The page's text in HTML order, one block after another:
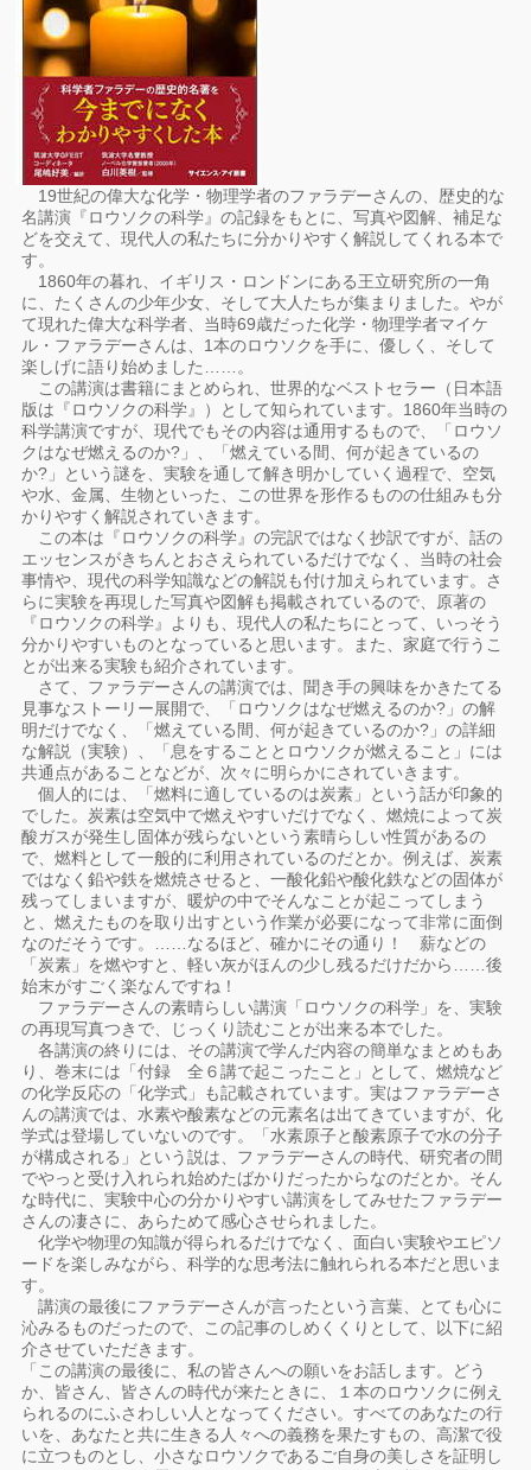
19世紀の偉大な化学・物理学者のファラデーさんの、歴史的な
名講演『ロウソクの科学』の記録をもとに、写真や図解、補足な
どを交えて、現代人の私たちに分かりやすく解説してくれる本で
す。
1860年の暮れ、イギリス・ロンドンにある王立研究所の一角
に、たくさんの少年少女、そして大人たちが集まりました。やが
て現れた偉大な科学者、当時69歳だった化学・物理学者マイケ
ル・ファラデーさんは、1本のロウソクを手に、優しく、そして
楽しげに語り始めました……。
この講演は書籍にまとめられ、世界的なベストセラー（日本語
版は『ロウソクの科学』）として知られています。1860年当時の
科学講演ですが、現代でもその内容は通用するもので、「ロウソ
クはなぜ燃えるのか?」、「燃えている間、何が起きているの
か?」という謎を、実験を通して解き明かしていく過程で、空気
や水、金属、生物といった、この世界を形作るものの仕組みも分
かりやすく解説されていきます。
この本は『ロウソクの科学』の完訳ではなく抄訳ですが、話の
エッセンスがきちんとおさえられているだけでなく、当時の社会
事情や、現代の科学知識などの解説も付け加えられています。さ
らに実験を再現した写真や図解も掲載されているので、原著の
『ロウソクの科学』よりも、現代人の私たちにとって、いっそう
分かりやすいものとなっていると思います。また、家庭で行うこ
とが出来る実験も紹介されています。
さて、ファラデーさんの講演では、聞き手の興味をかきたてる
見事なストーリー展開で、「ロウソクはなぜ燃えるのか?」の解
明だけでなく、「燃えている間、何が起きているのか?」の詳細
な解説（実験）、「息をすることとロウソクが燃えること」には
共通点があることなどが、次々に明らかにされていきます。
個人的には、「燃料に適しているのは炭素」という話が印象的
でした。炭素は空気中で燃えやすいだけでなく、燃焼によって炭
酸ガスが発生し固体が残らないという素晴らしい性質があるの
で、燃料として一般的に利用されているのだとか。例えば、炭素
ではなく鉛や鉄を燃焼させると、一酸化鉛や酸化鉄などの固体が
残ってしまいますが、暖炉の中でそんなことが起こってしまう
と、燃えたものを取り出すという作業が必要になって非常に面倒
なのだそうです。……なるほど、確かにその通り！ 薪などの
「炭素」を燃やすと、軽い灰がほんの少し残るだけだから……後
始末がすごく楽なんですね！
ファラデーさんの素晴らしい講演「ロウソクの科学」を、実験
の再現写真つきで、じっくり読むことが出来る本でした。
各講演の終りには、その講演で学んだ内容の簡単なまとめもあ
り、巻末には「付録 全６講で起こったこと」として、燃焼など
の化学反応の「化学式」も記載されています。実はファラデーさ
んの講演では、水素や酸素などの元素名は出てきていますが、化
学式は登場していないのです。「水素原子と酸素原子で水の分子
が構成される」という説は、ファラデーさんの時代、研究者の間
でやっと受け入れられ始めたばかりだったからなのだとか。そん
な時代に、実験中心の分かりやすい講演をしてみせたファラデー
さんの凄さに、あらためて感心させられました。
化学や物理の知識が得られるだけでなく、面白い実験やエピソ
ードを楽しみながら、科学的な思考法に触れられる本だと思いま
す。
講演の最後にファラデーさんが言ったという言葉、とても心に
沁みるものだったので、この記事のしめくくりとして、以下に紹
介させていただきます。
「この講演の最後に、私の皆さんへの願いをお話します。どう
か、皆さん、皆さんの時代が来たときに、１本のロウソクに例え
られるのにふさわしい人となってください。すべてのあなたの行
いを、あなたと共に生きる人々への義務を果たすもの、高潔で役
に立つものとし、小さなロウソクであるご自身の美しさを証明し